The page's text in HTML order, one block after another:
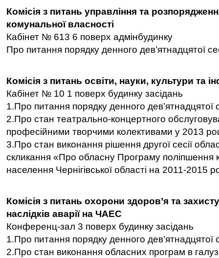
Комісія з питань управління та
комунальної власності
Кабінет № 613 6 поверх адмінбудинку
Про питання порядку денного дев’ятнадцятої
Комісія з питань освіти, науки, культури та
Кабінет № 10 1 поверх будинку засідань
1.Про питання порядку денного дев’ятнадцятої
2.Про стан театрально-концертного
професійними творчими колективами у 2013
3.Про стан виконання рішення другої сесії
скликання «Про обласну Програму поліпшення
населення Чернігівської області на 2011-2015
Комісія з питань охорони здоров’я та
наслідків аварії на ЧАЕС
Конференц-зал 3 поверх будинку засідань
1.Про питання порядку денного дев’ятнадцятої
2.Про стан виконання обласних програм в